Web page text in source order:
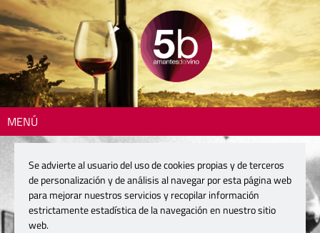
MENÚ
Se advierte al usuario del uso de cookies propias y de terceros
de personalización y de análisis al navegar por esta página web
para mejorar nuestros servicios y recopilar información
estrictamente estadística de la navegación en nuestro sitio
web.